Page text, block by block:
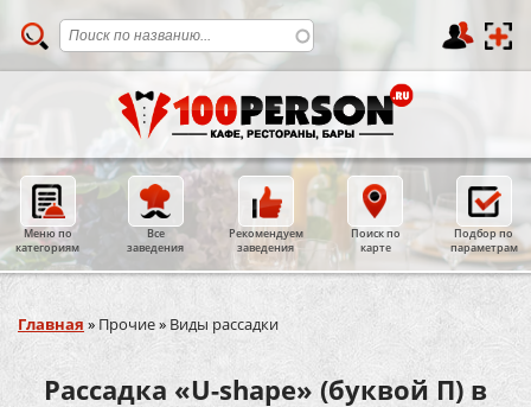
Меню по
категориям
Все
заведения
Рекомендуем
заведения
Поиск по
карте
Подбор по
параметрам
Вы здесь
Главная » Прочие» Виды рассадки
Рассадка «U-shape» (буквой П) в